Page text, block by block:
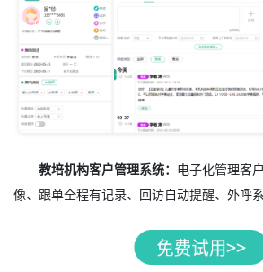
教培机构客户管理系统： 电子化管理客
像、跟单全程有记录、回访自动提醒、外呼